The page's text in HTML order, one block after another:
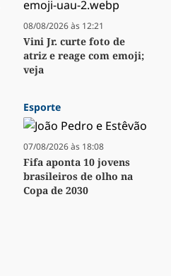
08/08/2026 às 12:21
Vini Jr. curte foto de
atriz e reage com emoji;
veja
Esporte
07/08/2026 às 18:08
Fifa aponta 10 jovens
brasileiros de olho na
Copa de 2030